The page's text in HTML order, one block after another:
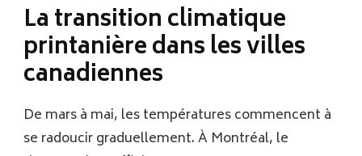
La transition climatique
printanière dans les villes
canadiennes
De mars à mai, les températures commencent à
se radoucir graduellement. À Montréal, le